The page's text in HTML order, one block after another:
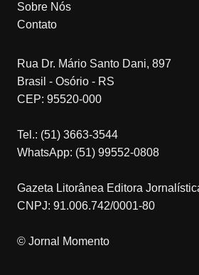
Sobre Nós
Contato
Rua Dr. Mário Santo Dani, 897
Brasil - Osório - RS
CEP: 95520-000
Tel.: (51) 3663-3544
WhatsApp: (51) 99552-0808
Gazeta Litorânea Editora
CNPJ: 91.006.742/0001-80
© Jornal Momento